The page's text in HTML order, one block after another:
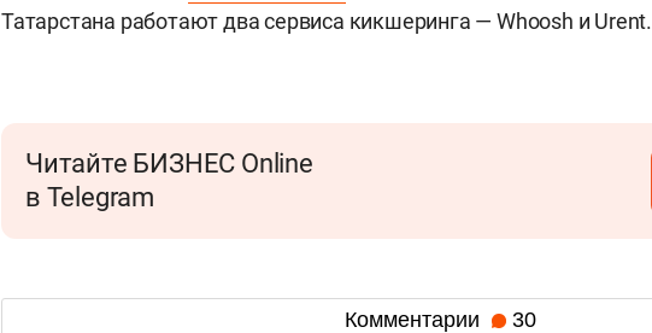
Татарстана работают два сервиса кикшеринга — Whoosh и Urent.
Читайте БИЗНЕС Online
в Telegram
Комментарии 30